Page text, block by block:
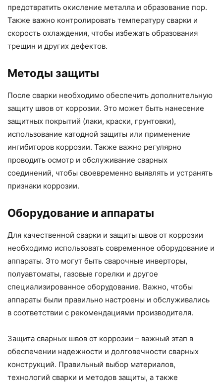
предотвратить окисление металла и образование пор.
Также важно контролировать температуру сварки и
скорость охлаждения, чтобы избежать образования
трещин и других дефектов.
Методы защиты
После сварки необходимо обеспечить дополнительную
защиту швов от коррозии. Это может быть нанесение
защитных покрытий (лаки, краски, грунтовки),
использование катодной защиты или применение
ингибиторов коррозии. Также важно регулярно
проводить осмотр и обслуживание сварных
соединений, чтобы своевременно выявлять и устранять
признаки коррозии.
Оборудование и аппараты
Для качественной сварки и защиты швов от коррозии
необходимо использовать современное оборудование и
аппараты. Это могут быть сварочные инверторы,
полуавтоматы, газовые горелки и другое
специализированное оборудование. Важно, чтобы
аппараты были правильно настроены и обслуживались
в соответствии с рекомендациями производителя.
Защита сварных швов от коррозии – важный этап в
обеспечении надежности и долговечности сварных
конструкций. Правильный выбор материалов,
технологий сварки и методов защиты, а также